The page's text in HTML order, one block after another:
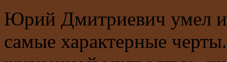
Юрий Дмитриевич умел
самые характерные